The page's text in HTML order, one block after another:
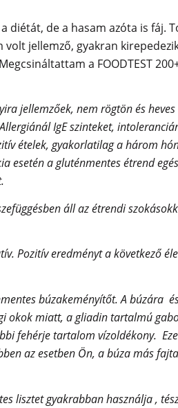
diétát, de a hasam azóta is fáj.
jellemző, gyakran
a FOODTEST
jellemzőek, nem rögtön és
IgE szinteket,
ételek, gyakorlatilag a három
esetén a gluténmentes étrend
áll az étrendi
Pozitív eredményt a következő
búzakeményítőt. A búzára
okok miatt, a gliadin tartalmú
fehérje tartalom vízoldékony.
az esetben Ön, a búza más
lisztet gyakrabban használja ,